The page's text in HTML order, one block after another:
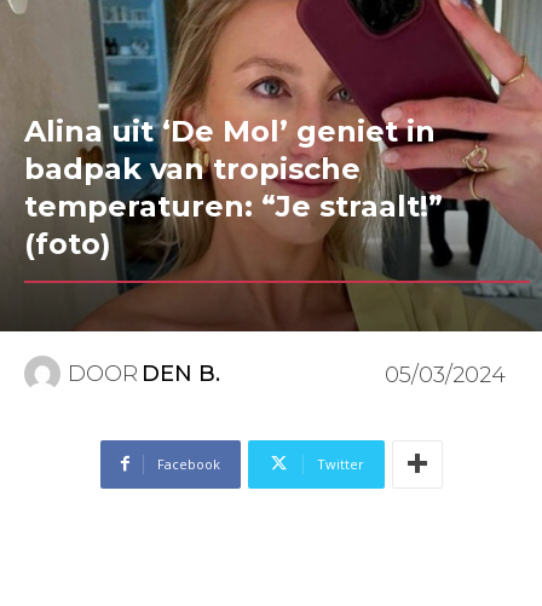
Alina uit ‘De Mol’ geniet in
badpak van tropische
temperaturen: “Je straalt!”
(foto)
DOOR DEN B. 05/03/2024
Facebook Twitter